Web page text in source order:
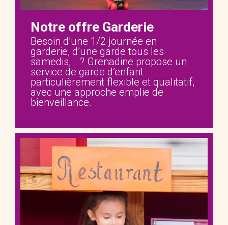
Notre offre Garderie
Besoin d’une 1/2 journée en
garderie, d’une garde tous les
samedis,… ? Grenadine propose un
service de garde d’enfant
particulièrement flexible et qualitatif,
avec une approche emplie de
bienveillance.